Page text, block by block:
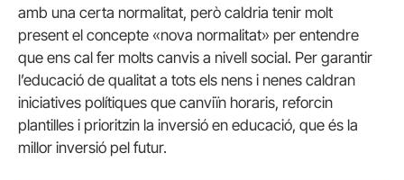
amb una certa normalitat, però caldria tenir molt
present el concepte «nova normalitat» per entendre
que ens cal fer molts canvis a nivell social. Per garantir
l’educació de qualitat a tots els nens i nenes caldran
iniciatives polítiques que canviïn horaris, reforcin
plantilles i prioritzin la inversió en educació, que és la
millor inversió pel futur.